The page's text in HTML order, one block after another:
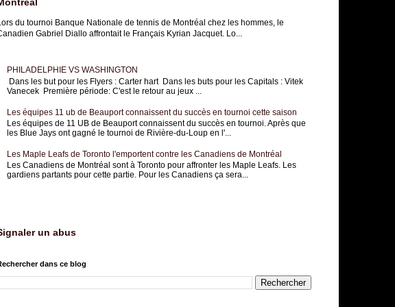
du tournoi Banque Nationale de tennis de Montréal chez les hommes, le
Gabriel Diallo affrontait le Français Kyrian Jacquet. Lo...
PHILADELPHIE VS WASHINGTON
Dans les but pour les Flyers : Carter hart Dans les buts pour les Capitals : Vitek
Vanecek Première période: C'est le retour au jeux ...
Les équipes 11 ub de Beauport connaissent du succès en tournoi cette saison
Les équipes de 11 UB de Beauport connaissent du succès en tournoi. Après que
les Blue Jays ont gagné le tournoi de Rivière-du-Loup en l'...
Les Maple Leafs de Toronto l'emportent contre les Canadiens de Montréal
Les Canadiens de Montréal sont à Toronto pour affronter les Maple Leafs. Les
gardiens partants pour cette partie. Pour les Canadiens ça sera...
un abus
dans ce blog